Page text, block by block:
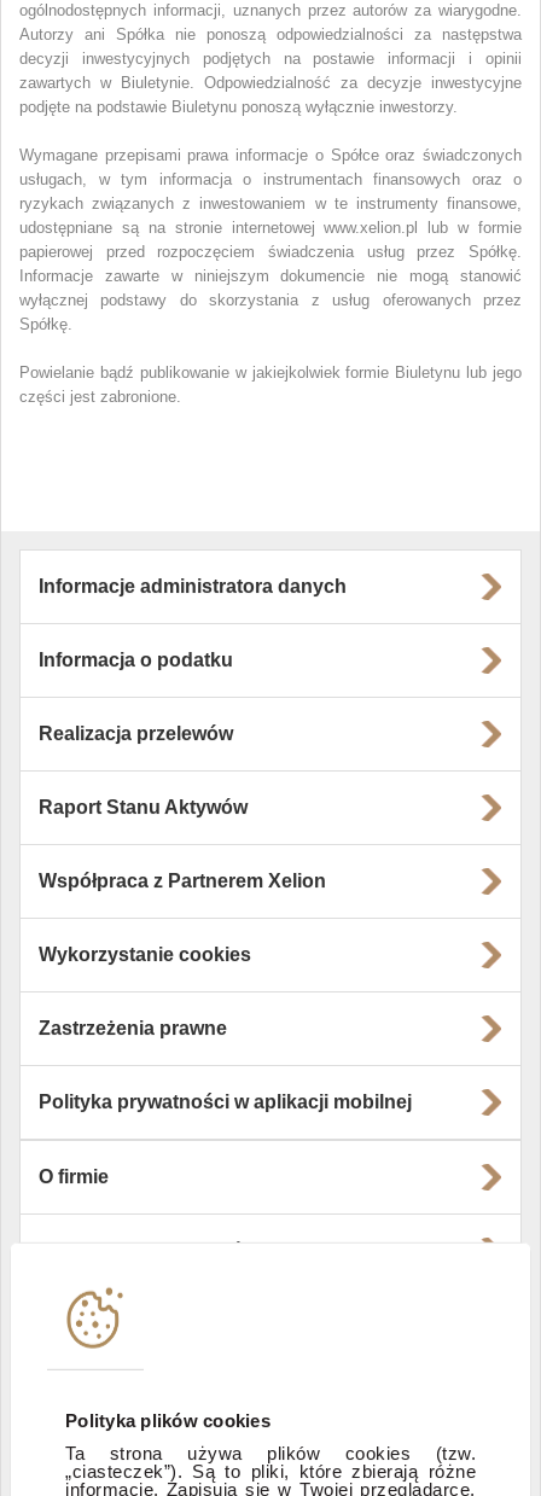
Polityka plików cookies
Ta strona używa plików cookies (tzw.
„ciasteczek”). Są to pliki, które zbierają różne
informacje. Zapisują się w Twojej przeglądarce,
ogólnodostępnych informacji, uznanych przez autorów za wiarygodne.
Autorzy ani Spółka nie ponoszą odpowiedzialności za następstwa
decyzji inwestycyjnych podjętych na postawie informacji i opinii
zawartych w Biuletynie. Odpowiedzialność za decyzje inwestycyjne
podjęte na podstawie Biuletynu ponoszą wyłącznie inwestorzy.
Wymagane przepisami prawa informacje o Spółce oraz świadczonych
usługach, w tym informacja o instrumentach finansowych oraz o
ryzykach związanych z inwestowaniem w te instrumenty finansowe,
udostępniane są na stronie internetowej www.xelion.pl lub w formie
papierowej przed rozpoczęciem świadczenia usług przez Spółkę.
Informacje zawarte w niniejszym dokumencie nie mogą stanowić
wyłącznej podstawy do skorzystania z usług oferowanych przez
Spółkę.
Powielanie bądź publikowanie w jakiejkolwiek formie Biuletynu lub jego
części jest zabronione.
Informacje administratora danych
Informacja o podatku
Realizacja przelewów
Raport Stanu Aktywów
Współpraca z Partnerem Xelion
Wykorzystanie cookies
Zastrzeżenia prawne
Polityka prywatności w aplikacji mobilnej
O firmie
Instytucje współpracujące
Zastrzeżenia prawne